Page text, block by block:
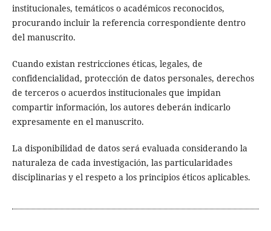
institucionales, temáticos o académicos reconocidos,
procurando incluir la referencia correspondiente dentro
del manuscrito.
Cuando existan restricciones éticas, legales, de
confidencialidad, protección de datos personales, derechos
de terceros o acuerdos institucionales que impidan
compartir información, los autores deberán indicarlo
expresamente en el manuscrito.
La disponibilidad de datos será evaluada considerando la
naturaleza de cada investigación, las particularidades
disciplinarias y el respeto a los principios éticos aplicables.